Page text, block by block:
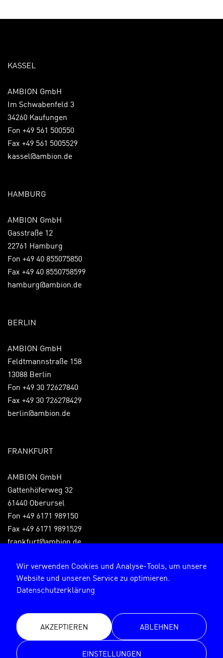
Wir verwenden Cookies und Analyse-Tools, um unsere
Website und unseren Service zu optimieren.
Datenschutzerklärung
AKZEPTIEREN ABLEHNEN
EINSTELLUNGEN
KASSEL
AMBION GmbH
Im Schwabenfeld 3
34260 Kaufungen
Fon +49 561 500550
Fax +49 561 5005529
kassel@ambion.de
HAMBURG
AMBION GmbH
Gasstraße 12
22761 Hamburg
Fon +49 40 855075850
Fax +49 40 8550758599
hamburg@ambion.de
BERLIN
AMBION GmbH
Feldtmannstraße 158
13088 Berlin
Fon +49 30 72627840
Fax +49 30 726278429
berlin@ambion.de
FRANKFURT
AMBION GmbH
Gattenhöferweg 32
61440 Oberursel
Fon +49 6171 989150
Fax +49 6171 9891529
frankfurt@ambion.de
Impressum
© AMBION GmbH 2026